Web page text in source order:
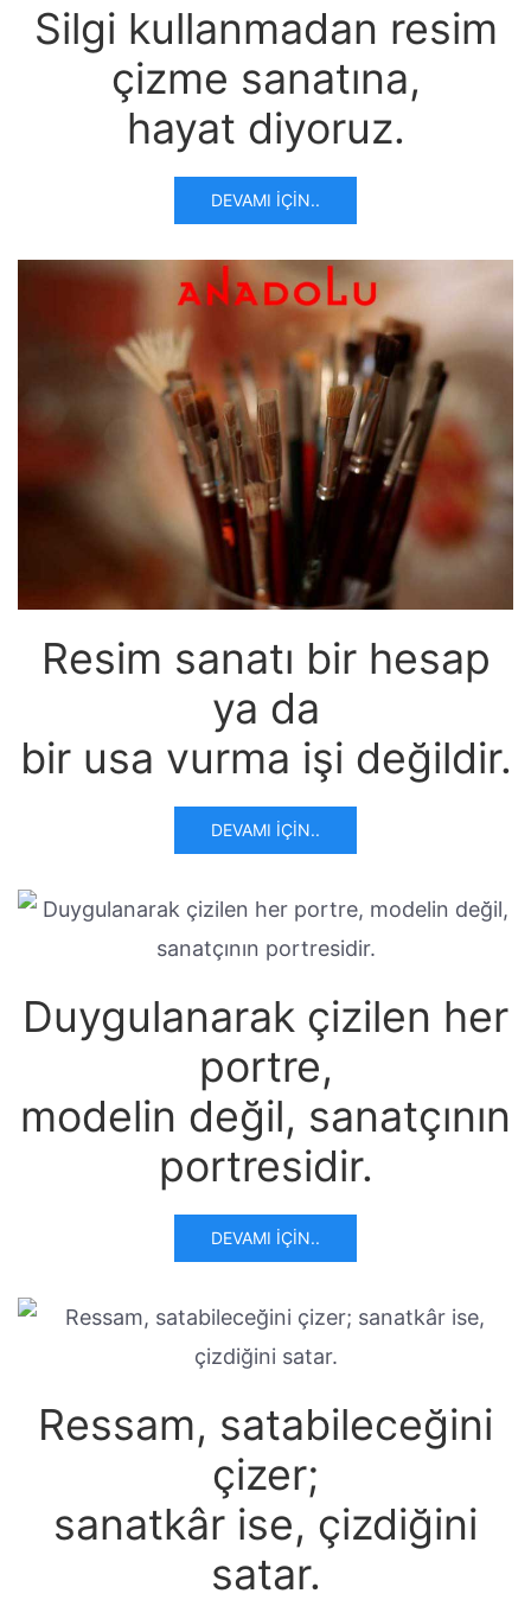
Silgi kullanmadan resim
çizme sanatına,
hayat diyoruz.
DEVAMI İÇIN..
Resim sanatı bir hesap
ya da
bir usa vurma işi değildir.
DEVAMI İÇIN..
Duygulanarak çizilen her
portre,
modelin değil, sanatçının
portresidir.
DEVAMI İÇIN..
Ressam, satabileceğini
çizer;
sanatkâr ise, çizdiğini
satar.